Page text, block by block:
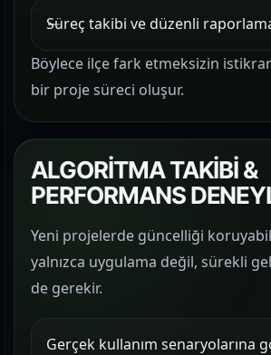
Süreç takibi ve düzenli
Böylece ilçe fark etmeksizin
bir proje süreci oluşur.
ALGORİTMA TAKİBİ &
PERFORMANS
Yeni projelerde güncelliği
yalnızca uygulama değil, sürekli
de gerekir.
Gerçek kullanım senaryolarına